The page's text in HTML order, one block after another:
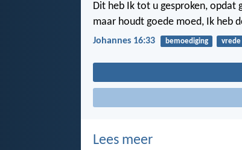
Dit heb Ik tot u gesproken, opdat
maar houdt goede moed, Ik heb
Johannes 16:33 bemoediging vrede
Lees meer